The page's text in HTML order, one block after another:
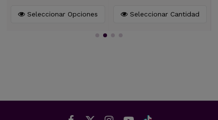
Seleccionar Opciones Seleccionar Cantidad